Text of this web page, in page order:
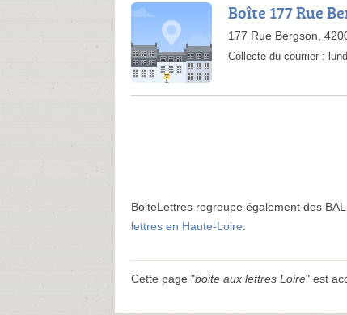
Boîte 177 Rue
177 Rue Bergson,
Collecte du courrier :
BoiteLettres regroupe également des
lettres en Haute-Loire
Cette page "boite aux lettres Loire" est